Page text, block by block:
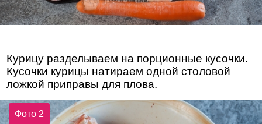
Курицу разделываем на порционные кусочки.
Кусочки курицы натираем одной столовой
ложкой приправы для плова.
Фото 2